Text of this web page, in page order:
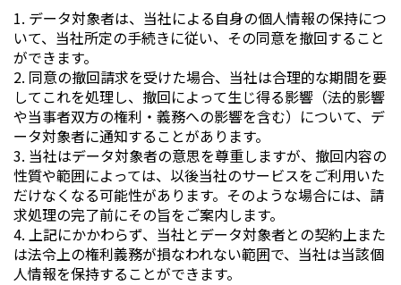
1. データ対象者は、当社による自身の個人情報の保持につ
いて、当社所定の手続きに従い、その同意を撤回すること
ができます。
2. 同意の撤回請求を受けた場合、当社は合理的な期間を要
してこれを処理し、撤回によって生じ得る影響（法的影響
や当事者双方の権利・義務への影響を含む）について、デ
ータ対象者に通知することがあります。
3. 当社はデータ対象者の意思を尊重しますが、撤回内容の
性質や範囲によっては、以後当社のサービスをご利用いた
だけなくなる可能性があります。そのような場合には、請
求処理の完了前にその旨をご案内します。
4. 上記にかかわらず、当社とデータ対象者との契約上また
は法令上の権利義務が損なわれない範囲で、当社は当該個
人情報を保持することができます。